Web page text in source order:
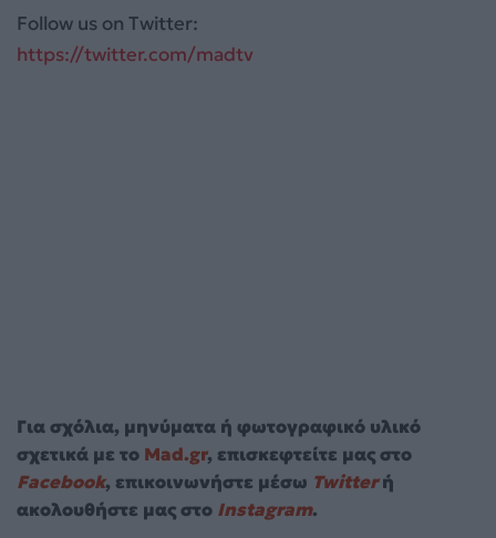
Follow us on Twitter:
https://twitter.com/madtv
Για σχόλια, μηνύματα ή φωτογραφικό υλικό
σχετικά με το Mad.gr, επισκεφτείτε μας στο
Facebook, επικοινωνήστε μέσω Twitterή
ακολουθήστε μας στο Instagram.